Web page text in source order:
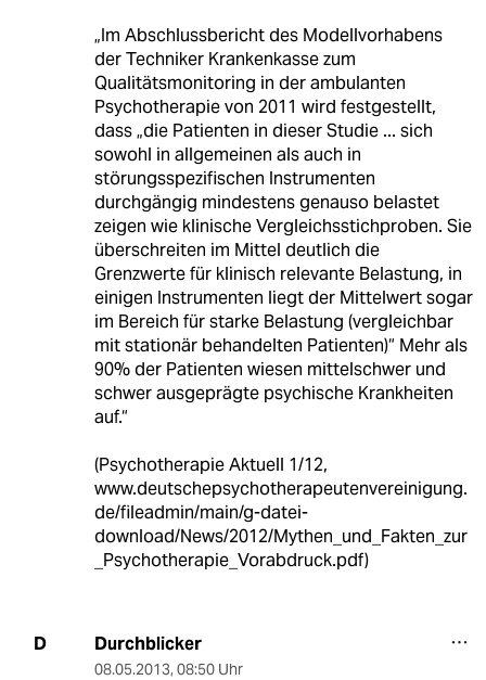
„Im Abschlussbericht des Modellvorhabens
der Techniker Krankenkasse zum
Qualitätsmonitoring in der ambulanten
Psychotherapie von 2011 wird festgestellt,
dass „die Patienten in dieser Studie ... sich
sowohl in allgemeinen als auch in
störungsspezifischen Instrumenten
durchgängig mindestens genauso belastet
zeigen wie klinische Vergleichsstichproben. Sie
überschreiten im Mittel deutlich die
Grenzwerte für klinisch relevante Belastung, in
einigen Instrumenten liegt der Mittelwert sogar
im Bereich für starke Belastung (vergleichbar
mit stationär behandelten Patienten)“ Mehr als
90% der Patienten wiesen mittelschwer und
schwer ausgeprägte psychische Krankheiten
auf.“
(Psychotherapie Aktuell 1/12,
www.deutschepsychotherapeutenvereinigung.
de/fileadmin/main/g-datei-
download/News/2012/Mythen_und_Fakten_zur
_Psychotherapie_Vorabdruck.pdf)
D Durchblicker
08.05.2013, 08:50 Uhr